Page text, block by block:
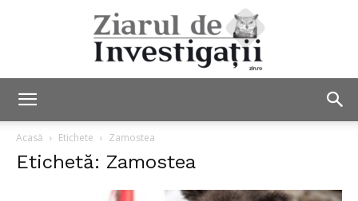
Acasă Etichete Zamostea
Etichetă: Zamostea